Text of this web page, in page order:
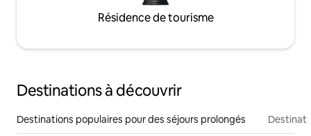
Résidence de tourisme
Destinations à découvrir
Destinations populaires pour des séjours prolongés